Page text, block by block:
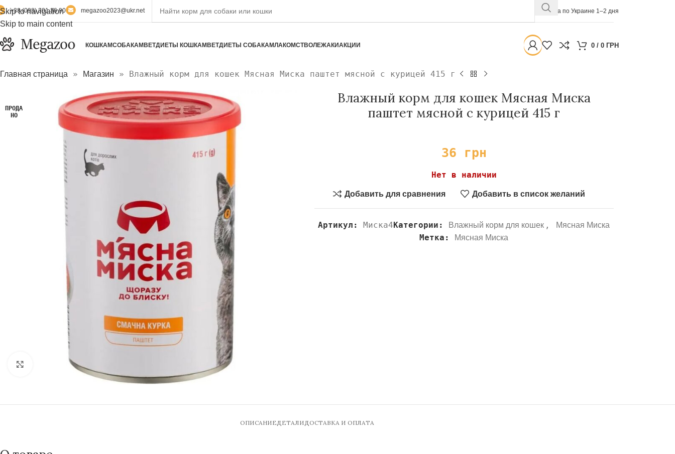
Skip to navigation
Skip to main content
+38 (098) 301 36 90 megazoo2023@ukr.net Доставка по Украине 1–2 дня
КОШКАМСОБАКАМ ВЕТДИЕТЫ КОШКАМ ВЕТДИЕТЫ СОБАКАМЛАКОМСТВОЛЕЖАКИАКЦИИ 0 / 0 ГРН
Главная страница » Магазин » Влажный корм для кошек Мясная Миска паштет мясной с курицей 415 г
ПРОДА
НО
Нажмите, чтобы увеличить
Влажный корм для кошек Мясная Миска
паштет мясной с курицей 415 г
36 грн
Нет в наличии
Добавить для сравнения Добавить в список желаний
Артикул:Миска4Категории: Влажный корм для кошек , Мясная Миска
Метка: Мясная Миска
ОПИСАНИЕ ДЕТАЛИ ДОСТАВКА И ОПЛАТА